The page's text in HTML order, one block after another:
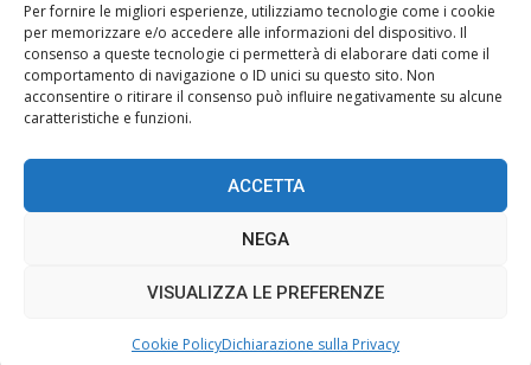
Per fornire le migliori esperienze, utilizziamo tecnologie come i cookie
per memorizzare e/o accedere alle informazioni del dispositivo. Il
consenso a queste tecnologie ci permetterà di elaborare dati come il
comportamento di navigazione o ID unici su questo sito. Non
acconsentire o ritirare il consenso può influire negativamente su alcune
caratteristiche e funzioni.
ACCETTA
NEGA
VISUALIZZA LE PREFERENZE
Cookie PolicyDichiarazione sulla Privacy
Facebook
Join us on Facebook
Instagram
Join us on Instagram
Redazione
© AMOREGOSSIP -Privacy Policy - © 2018 - 2024 All Rights Reserved.
Website Design:BetterStudio- Developed by CssBrain